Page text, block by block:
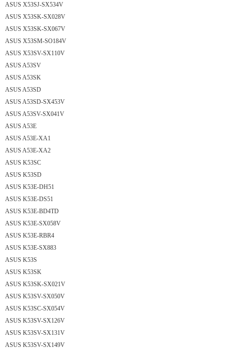
ASUS X53SJ-SX534V
ASUS X53SK-SX028V
ASUS X53SK-SX067V
ASUS X53SM-SO184V
ASUS X53SV-SX110V
ASUS A53SV
ASUS A53SK
ASUS A53SD
ASUS A53SD-SX453V
ASUS A53SV-SX041V
ASUS A53E
ASUS A53E-XA1
ASUS A53E-XA2
ASUS K53SC
ASUS K53SD
ASUS K53E-DH51
ASUS K53E-DS51
ASUS K53E-BD4TD
ASUS K53E-SX058V
ASUS K53E-RBR4
ASUS K53E-SX883
ASUS K53S
ASUS K53SK
ASUS K53SK-SX021V
ASUS K53SV-SX050V
ASUS K53SC-SX054V
ASUS K53SV-SX126V
ASUS K53SV-SX131V
ASUS K53SV-SX149V